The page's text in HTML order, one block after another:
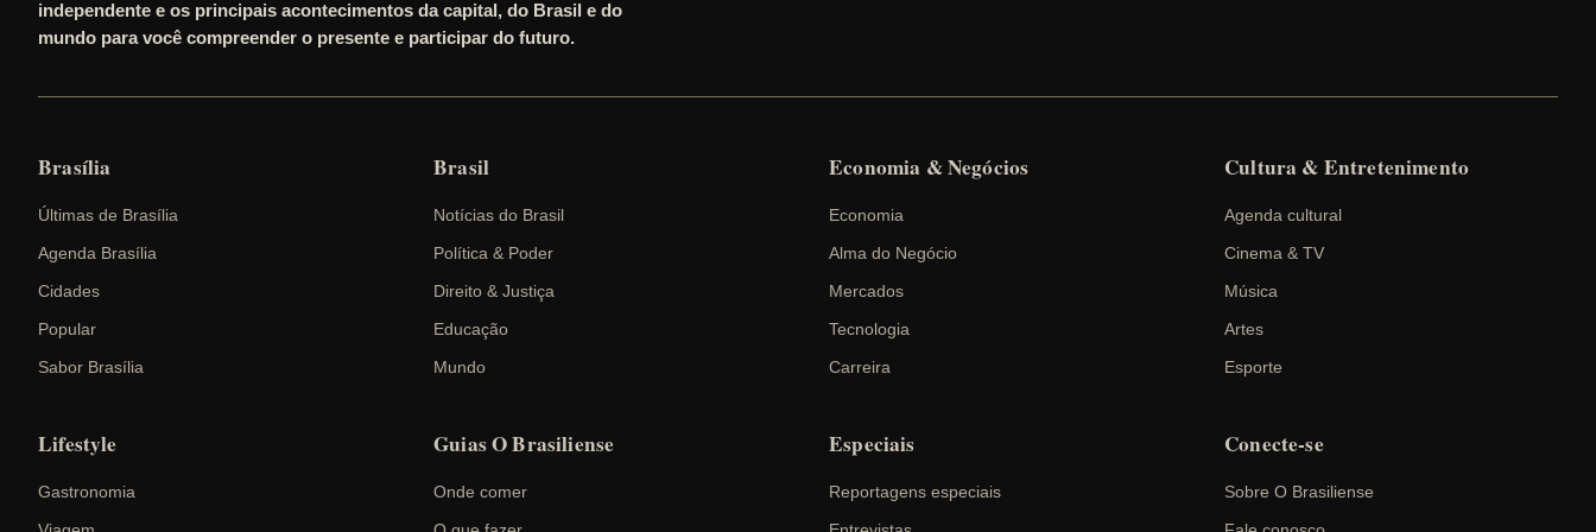
independente e os principais acontecimentos da capital, do Brasil e do
mundo para você compreender o presente e participar do futuro.
Brasília
Últimas de Brasília
Agenda Brasília
Cidades
Popular
Sabor Brasília
Brasil
Notícias do Brasil
Política & Poder
Direito & Justiça
Educação
Mundo
Economia & Negócios
Economia
Alma do Negócio
Mercados
Tecnologia
Carreira
Cultura & Entretenimento
Agenda cultural
Cinema & TV
Música
Artes
Esporte
Lifestyle
Gastronomia
Guias O Brasiliense
Onde comer
Especiais
Reportagens especiais
Conecte-se
Sobre O Brasiliense